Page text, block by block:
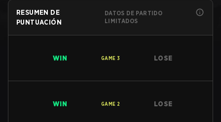
RESUMEN DE
PUNTUACIÓN
DATOS DE PARTIDO
LIMITADOS
WIN GAME 3 LOSE
WIN GAME 2 LOSE